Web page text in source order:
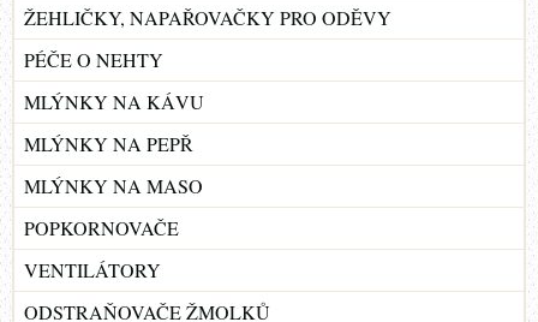
ŽEHLIČKY, NAPAŘOVAČKY PRO ODĚVY
PÉČE O NEHTY
MLÝNKY NA KÁVU
MLÝNKY NA PEPŘ
MLÝNKY NA MASO
POPKORNOVAČE
VENTILÁTORY
ODSTRAŇOVAČE ŽMOLKŮ